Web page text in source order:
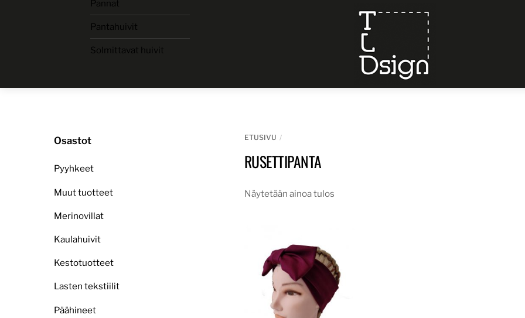
Pannat
Pantahuivit
Solmittavat huivit
ETUSIVU
RUSETTIPANTA
Näytetään ainoa tulos
Osastot
Pyyhkeet
Muut tuotteet
Merinovillat
Kaulahuivit
Kestotuotteet
Lasten tekstiilit
Päähineet